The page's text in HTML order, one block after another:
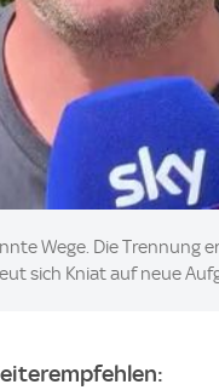
Wege. Die Trennung
sich Kniat auf neue